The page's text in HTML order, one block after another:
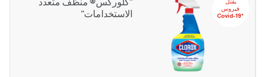
‬‫فيروس
‏*‫Covid-19
الاستخدامات"